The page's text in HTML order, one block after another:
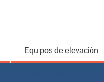
Equipos de elevación